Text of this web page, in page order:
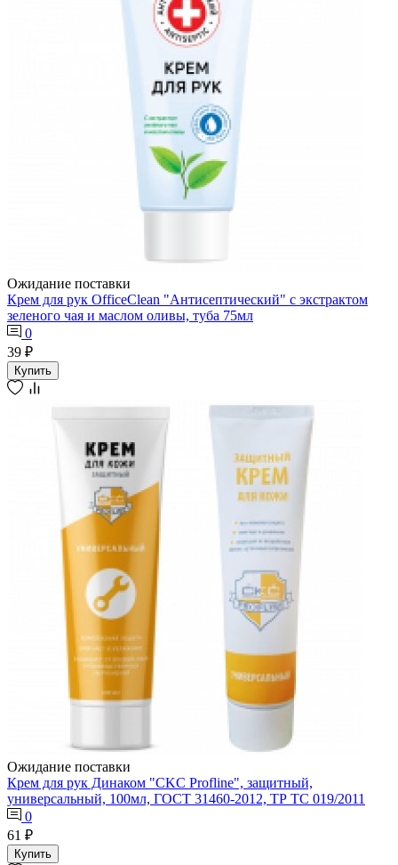
Ожидание поставки
Крем для рук OfficeClean "Антисептический" с экстрактом
зеленого чая и маслом оливы, туба 75мл
0
39 ₽
Купить
Ожидание поставки
Крем для рук Динаком "CKC Profline", защитный,
универсальный, 100мл, ГОСТ 31460-2012, ТР ТС 019/2011
0
61 ₽
Купить